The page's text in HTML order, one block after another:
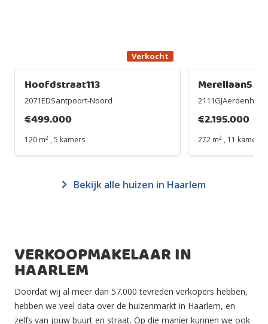
Verkocht
Hoofdstraat113
2071EDSantpoort-Noord
€499.000
120 m2 , 5 kamers
Merellaan5
2111GJAerdenhout
€2.195.000
272 m2 , 11 kamers
Bekijk alle huizen in Haarlem
VERKOOPMAKELAAR IN
HAARLEM
Doordat wij al meer dan 57.000 tevreden verkopers hebben,
hebben we veel data over de huizenmarkt in Haarlem, en
zelfs van jouw buurt en straat. Op die manier kunnen we ook